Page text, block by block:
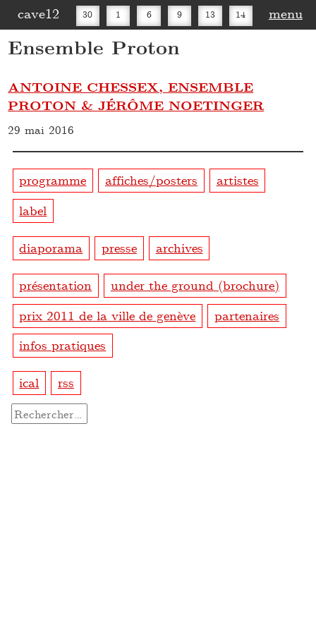
cave12 30 1 6 9 13 14
16 20 27
menu
Ensemble Proton
ANTOINE CHESSEX, ENSEMBLE
PROTON & JÉRÔME NOETINGER
29 mai 2016
programme affiches/posters
artistes
label
diaporama presse archives
présentation
under the ground (brochure)
prix 2011 de la ville de genève
partenaires
infos pratiques
ical rss
Rechercher :